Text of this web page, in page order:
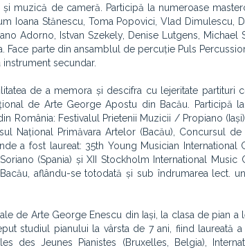
muzică de cameră. Participă la numeroase
Stănescu, Toma Popovici, Vlad Dimulescu,
Adorno, Istvan Szekely, Denise Lutgens, Michael
parte din ansamblul de percuție Puls
secundar.
de a memora și descifra cu lejeritate partituri
de Arte George Apostu din Bacău. Participă
România: Festivalul Prietenii Muzicii / Propiano
Național Primăvara Artelor (Bacău), Concursul de
a fost laureat: 35th Young Musician International
(Spania) și XII Stockholm International Music
aflându-se totodată și sub îndrumarea lect.
de Arte George Enescu din Iași, la clasa de pian a
studiul pianului la vârsta de 7 ani, fiind laureată a
des Jeunes Pianistes (Bruxelles, Belgia),